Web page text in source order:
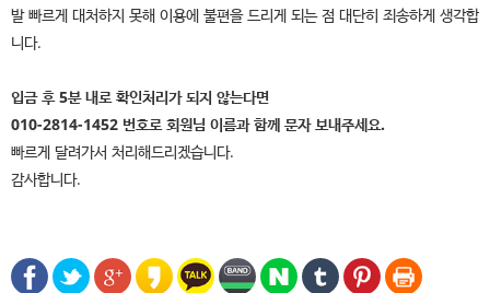
발 빠르게 대처하지 못해 이용에 불편을 드리게 되는 점 대단히 죄송하게 생각합
니다.
입금 후 5분 내로 확인처리가 되지 않는다면
010-2814-1452 번호로 회원님 이름과 함께 문자 보내주세요.
빠르게 달려가서 처리해드리겠습니다.
감사합니다.